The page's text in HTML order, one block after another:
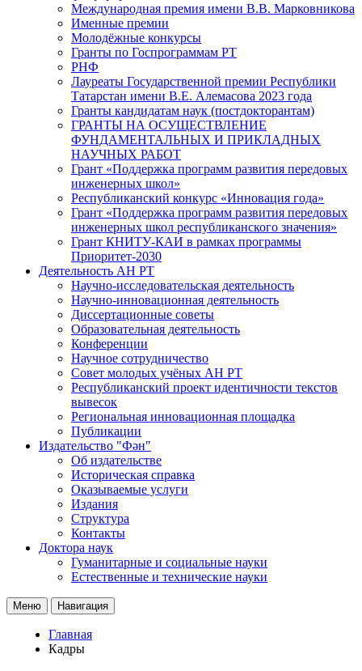
Международная премия имени В.В. Марковникова
Именные премии
Молодёжные конкурсы
Гранты по Госпрограммам РТ
РНФ
Лауреаты Государственной премии Республики
Татарстан имени В.Е. Алемасова 2023 года
Гранты кандидатам наук (постдокторантам)
ГРАНТЫ НА ОСУЩЕСТВЛЕНИЕ
ФУНДАМЕНТАЛЬНЫХ И ПРИКЛАДНЫХ
НАУЧНЫХ РАБОТ
Грант «Поддержка программ развития передовых
инженерных школ»
Республиканский конкурс «Инновация года»
Грант «Поддержка программ развития передовых
инженерных школ республиканского значения»
Грант КНИТУ-КАИ в рамках программы
Приоритет-2030
Деятельность АН РТ
Научно-исследовательская деятельность
Научно-инновационная деятельность
Диссертационные советы
Образовательная деятельность
Конференции
Научное сотрудничество
Совет молодых учёных АН РТ
Республиканский проект идентичности текстов
вывесок
Региональная инновационная площадка
Публикации
Издательство "Фән"
Об издательстве
Историческая справка
Оказываемые услуги
Издания
Структура
Контакты
Доктора наук
Гуманитарные и социальные науки
Естественные и технические науки
Меню Навигация
Главная
Кадры